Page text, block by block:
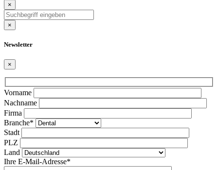
×
×
Newsletter
×
Bitte
lasse
dieses
Feld
leer.
Vorname
Nachname
Firma
Branche*
Stadt
PLZ
Land
Ihre E-Mail-Adresse*